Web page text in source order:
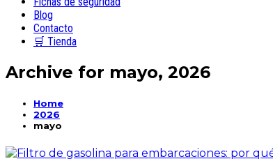
Blog
Contacto
🛒 Tienda
Archive for mayo, 2026
Home
2026
mayo